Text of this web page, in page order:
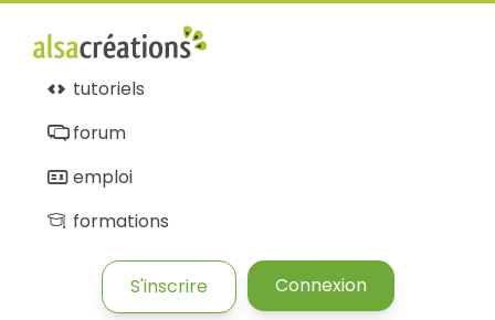
tutoriels
forum
emploi
formations
S'inscrire Connexion